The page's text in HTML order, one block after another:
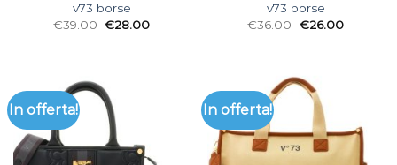
v73 borse
€39.00 €28.00
v73 borse
€36.00 €26.00
In offerta! In offerta!